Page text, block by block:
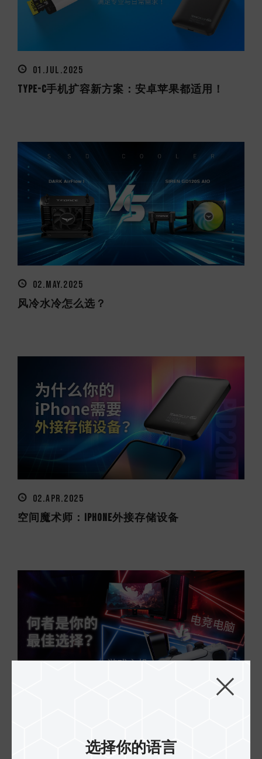
01.JUL.2025
Type-C手机扩容新方案：安卓苹果都适用！
02.MAY.2025
风冷水冷怎么选？
02.APR.2025
空间魔术师：iPhone外接存储设备
选择你的语言